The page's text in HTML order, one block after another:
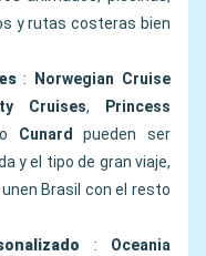
y rutas costeras bien
:
Norwegian Cruise
Cruises,
Princess
Cunard pueden ser
y el tipo de gran viaje,
Brasil con el resto
: Oceania